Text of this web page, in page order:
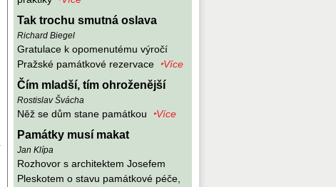
Tak trochu smutná oslava
Richard Biegel
Gratulace k opomenutému výročí
Pražské památkové rezervace
‣Více
Čím mladší, tím ohroženější
Rostislav Švácha
Něž se dům stane památkou ‣Více
Památky musí makat
Jan Klípa
Rozhovor s architektem Josefem
Pleskotem o stavu památkové péče,